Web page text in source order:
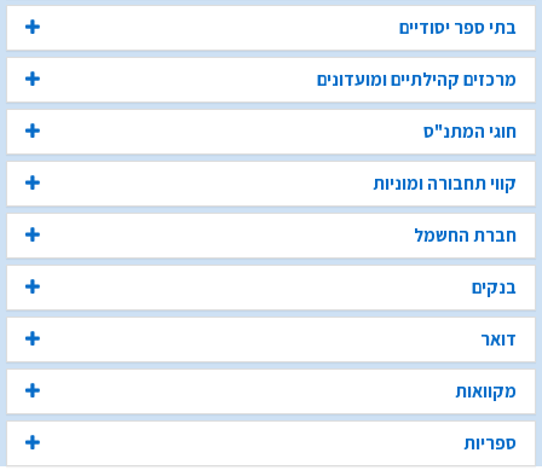
בתי ספר יסודיים
מרכזים קהילתיים ומועדונים
חוגי המתנ"ס
קווי תחבורה ומוניות
חברת החשמל
בנקים
דואר
מקוואות
ספריות